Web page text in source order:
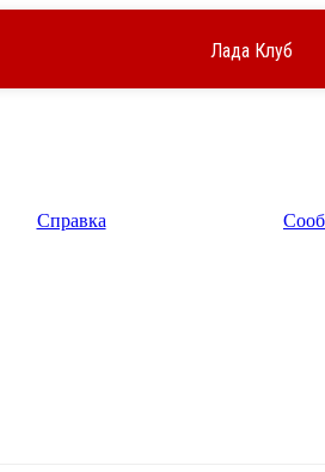
Лада Клуб
Справка